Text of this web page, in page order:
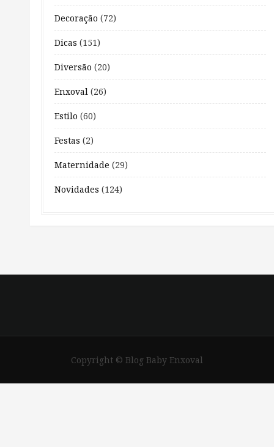
Decoração (72)
Dicas (151)
Diversão (20)
Enxoval (26)
Estilo (60)
Festas (2)
Maternidade (29)
Novidades (124)
Copyright © Blog Baby Enxoval